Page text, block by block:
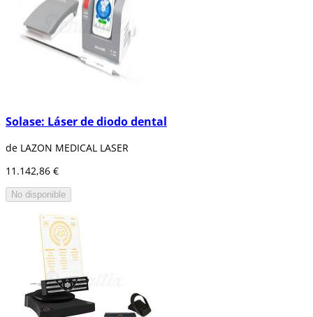
Solase: Láser de diodo dental
de LAZON MEDICAL LASER
11.142,86 €
No disponible